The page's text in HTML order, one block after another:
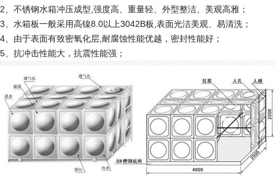
2、不锈钢水箱冲压成型,强度高、重量轻、外型整洁、美观高雅；
3、水箱板一般采用高镍8.0以上3042B板,表面光洁美观、易清洗；
4、由于表面有致密氧化层,耐腐蚀性能优越，密封性能好；
5、抗冲击性能大，抗震性能强；